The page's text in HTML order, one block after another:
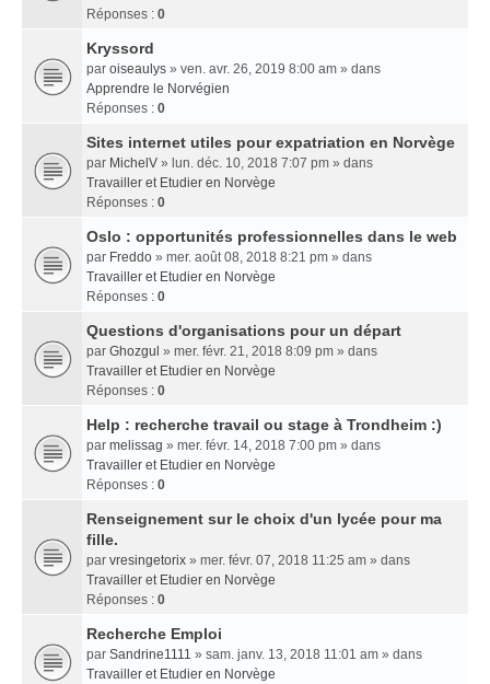
Réponses : 0
Kryssord
par oiseaulys » ven. avr. 26, 2019 8:00 am » dans
Apprendre le Norvégien
Réponses : 0
Sites internet utiles pour expatriation en Norvège
par MichelV » lun. déc. 10, 2018 7:07 pm » dans
Travailler et Etudier en Norvège
Réponses : 0
Oslo : opportunités professionnelles dans le web
par Freddo » mer. août 08, 2018 8:21 pm » dans
Travailler et Etudier en Norvège
Réponses : 0
Questions d'organisations pour un départ
par Ghozgul » mer. févr. 21, 2018 8:09 pm » dans
Travailler et Etudier en Norvège
Réponses : 0
Help : recherche travail ou stage à Trondheim :)
par melissag » mer. févr. 14, 2018 7:00 pm » dans
Travailler et Etudier en Norvège
Réponses : 0
Renseignement sur le choix d'un lycée pour ma
fille.
par vresingetorix » mer. févr. 07, 2018 11:25 am » dans
Travailler et Etudier en Norvège
Réponses : 0
Recherche Emploi
par Sandrine1111 » sam. janv. 13, 2018 11:01 am » dans
Travailler et Etudier en Norvège